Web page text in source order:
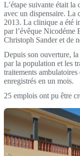
L’étape suivante était la
avec un dispensaire. La
2013. La clinique a été
par l’évêque Nicodéme
Christoph Sander et de
Depuis son ouverture,
par la population et les
traitements
enregistrés en un mois.
25 emplois ont pu être